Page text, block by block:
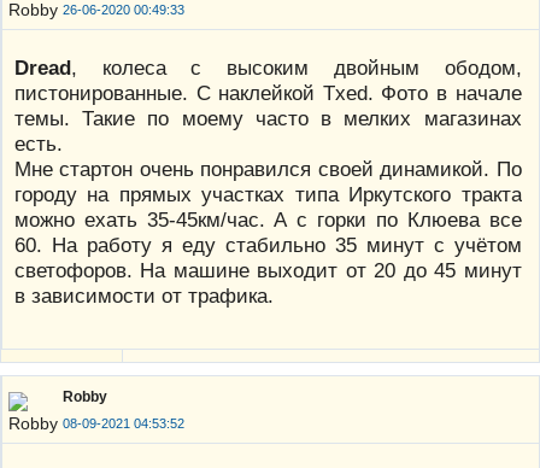
26-06-2020 00:49:33
Dread, колеса с высоким двойным ободом,
пистонированные. С наклейкой Txed. Фото в начале
темы. Такие по моему часто в мелких магазинах
есть.
Мне стартон очень понравился своей динамикой. По
городу на прямых участках типа Иркутского тракта
можно ехать 35-45км/час. А с горки по Клюева все
60. На работу я еду стабильно 35 минут с учётом
светофоров. На машине выходит от 20 до 45 минут
в зависимости от трафика.
Robby
08-09-2021 04:53:52